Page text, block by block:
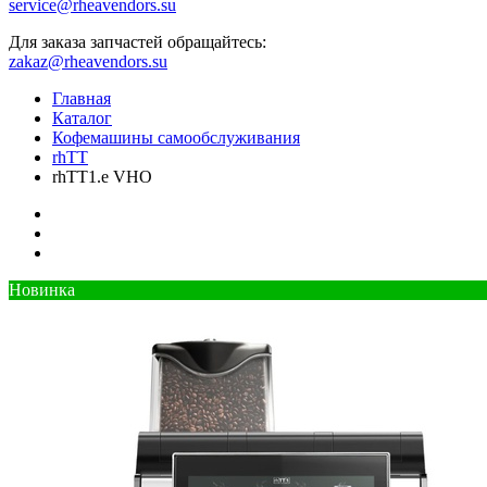
service@rheavendors.su
Для заказа запчастей обращайтесь:
zakaz@rheavendors.su
Главная
Каталог
Кофемашины самообслуживания
rhTT
rhTT1.e VHO
Новинка